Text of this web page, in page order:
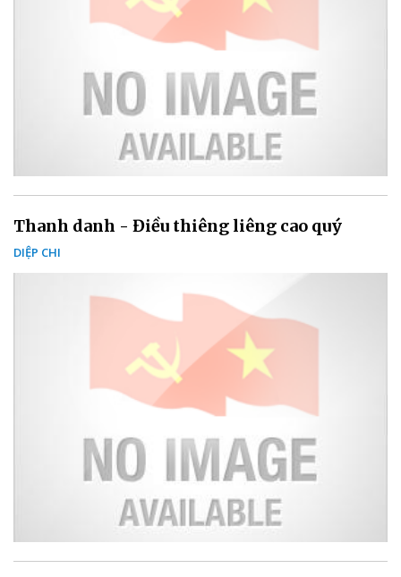
Thanh danh - Điều thiêng liêng cao quý
DIỆP CHI